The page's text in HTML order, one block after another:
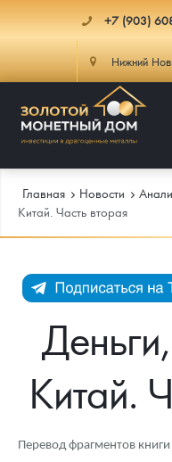
+7 (903)
Нижний
Каталог Монет
Инвестиционные монеты
Иностранные
Памятные монеты России и
Монеты Царской России
Монеты стран мира после
Монеты и жетоны ЗМД
Георгий Победоносец
Инфо
Как сделать заказ
Клуб ЗМД
Гарантии
Доставка
Подбор монет
Информация
Новости
Аналитика и события
Котировки
Главная Новости
Китай. Часть вторая
Китай.
Перевод фрагментов